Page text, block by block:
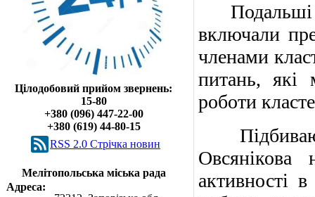
Цілодобовий прийом звернень:
15-80
+380 (096) 447-22-00
+380 (619) 44-80-15
RSS 2.0 Cтрічка новин
Мелітопольська міська рада
Адреса:
Подальші
включали
членами
питань, які
роботи
Овсянікова
активності